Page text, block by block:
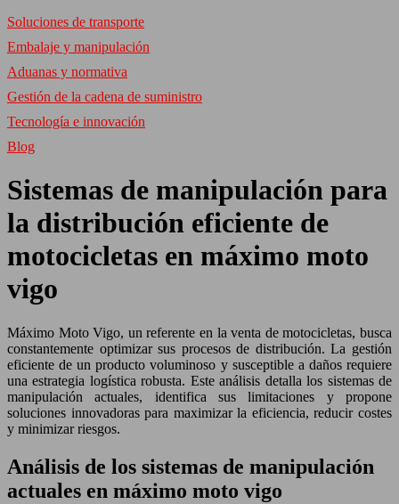
Soluciones de transporte
Embalaje y manipulación
Aduanas y normativa
Gestión de la cadena de suministro
Tecnología e innovación
Blog
Sistemas de manipulación para
la distribución eficiente de
motocicletas en máximo moto
vigo
Máximo Moto Vigo, un referente en la venta de motocicletas, busca
constantemente optimizar sus procesos de distribución. La gestión
eficiente de un producto voluminoso y susceptible a daños requiere
una estrategia logística robusta. Este análisis detalla los sistemas de
manipulación actuales, identifica sus limitaciones y propone
soluciones innovadoras para maximizar la eficiencia, reducir costes
y minimizar riesgos.
Análisis de los sistemas de manipulación
actuales en máximo moto vigo